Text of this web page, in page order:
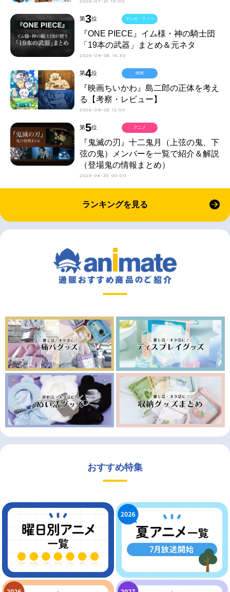
第3位
『ONE PIECE』イム様・神の騎士団
「19本の武器」まとめ＆元ネタ
2026-08-06 16:30
マンガ・ラノベ
第4位
『映画ちいかわ』島二郎の正体を考え
る【考察・レビュー】
2026-08-03 12:00
映画
第5位
『鬼滅の刃』十二鬼月（上弦の鬼、下
弦の鬼）メンバーを一覧で紹介＆解説
（登場鬼の情報まとめ）
2023-06-20 00:00
アニメ
ランキングを見る
おすすめ特集